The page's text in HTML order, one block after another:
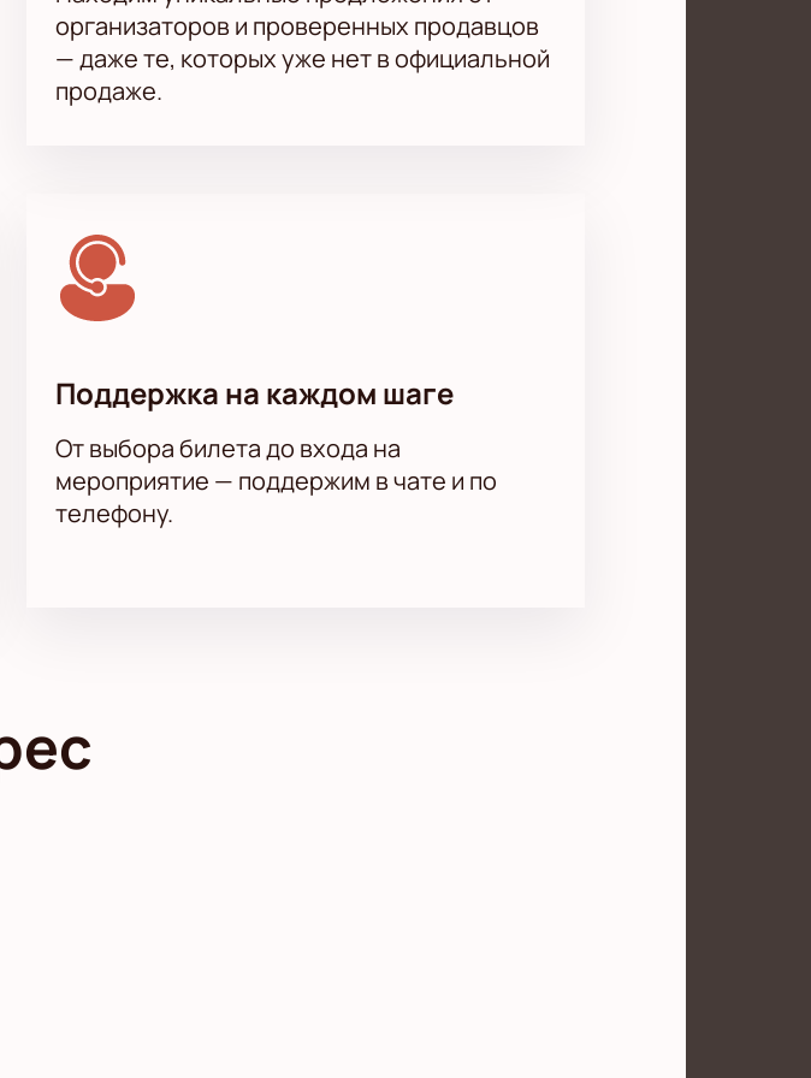
организаторов и проверенных продавцов
— даже те, которых уже нет в официальной
продаже.
Поддержка на каждом шаге
От выбора билета до входа на
мероприятие — поддержим в чате и по
телефону.